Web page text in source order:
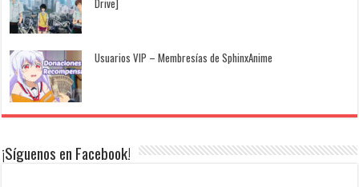
Drive]
Usuarios VIP – Membresías de SphinxAnime
¡Síguenos en Facebook!